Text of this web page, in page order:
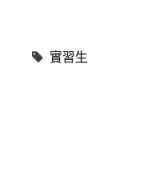
實習生